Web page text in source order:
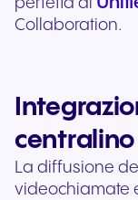
Collaboration.
La diffusione del
videochiamate